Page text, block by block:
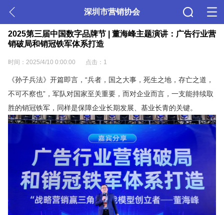
深圳市营销协会
2025第三届中国数字品牌节 | 董海峰主题演讲：广告行业营
销破局和销冠铁军体系打造
时间：2025/4/10 0:00:00 点击：1
《孙子兵法》开篇即言，“兵者，国之大事，死生之地，存亡之道，
不可不察也”，军队对国家至关重要，而对企业而言，一支能持续取
胜的销冠铁军，同样是保障企业长期发展、基业长青的关键。